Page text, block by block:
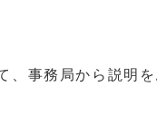
事務局から説明を